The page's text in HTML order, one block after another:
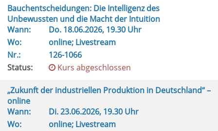
Bauchentscheidungen: Die Intelligenz des
Unbewussten und die Macht der Intuition
Wann:
Do. 18.06.2026, 19.30 Uhr
Wo:
online; Livestream
Nr.:
126-1066
Status:
Kurs abgeschlossen
„Zukunft der industriellen Produktion in Deutschland“ –
online
Wann:
Di.23.06.2026, 19.30 Uhr
Wo:
online; Livestream